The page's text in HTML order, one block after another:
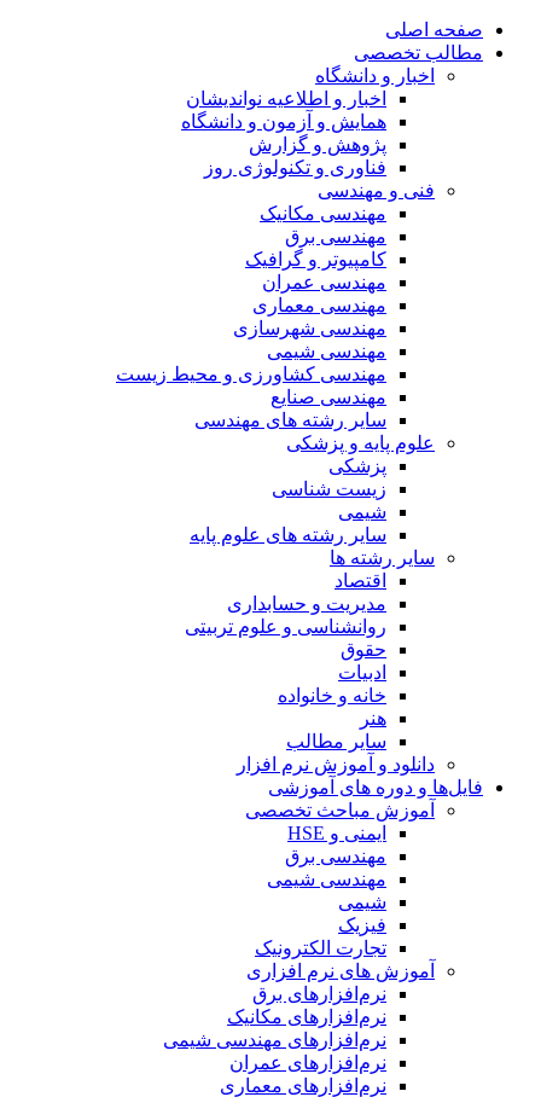
صفحه اصلی
مطالب تخصصی
اخبار و دانشگاه
اخبار و اطلاعیه نواندیشان
همایش و آزمون و دانشگاه
پژوهش و گزارش
فناوری و تکنولوژی روز
فنی و مهندسی
مهندسی مکانیک
مهندسی برق
کامپیوتر و گرافیک
مهندسی عمران
مهندسی معماری
مهندسی شهرسازی
مهندسی شیمی
مهندسی کشاورزی و محیط زیست
مهندسی صنایع
سایر رشته های مهندسی
علوم پایه و پزشکی
پزشکی
زیست شناسی
شیمی
سایر رشته های علوم پایه
سایر رشته ها
اقتصاد
مدیریت و حسابداری
روانشناسی و علوم تربیتی
حقوق
ادبیات
خانه و خانواده
هنر
سایر مطالب
دانلود و آموزش نرم افزار
فایل‌ها و دوره های آموزشی
آموزش مباحث تخصصی
ایمنی و HSE
مهندسی برق
مهندسی شیمی
شیمی
فیزیک
تجارت الکترونیک
آموزش های نرم افزاری
نرم‌افزارهای برق
نرم‌افزارهای مکانیک
نرم‌افزارهای مهندسی شیمی
نرم‌افزارهای عمران
نرم‌افزارهای معماری